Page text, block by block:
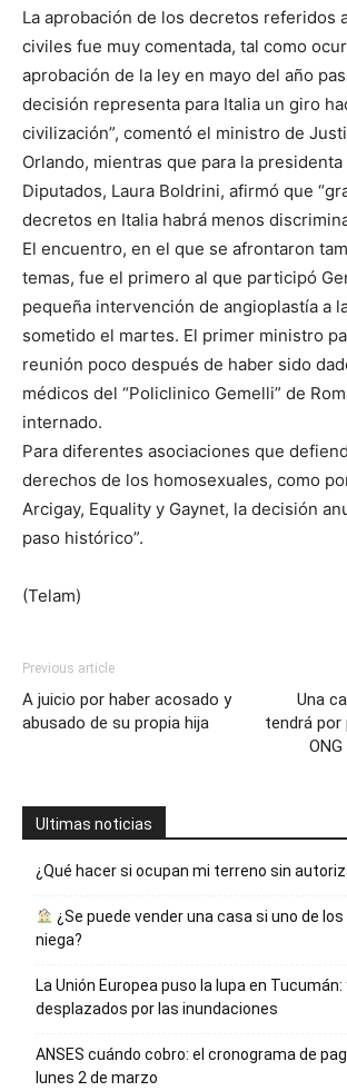
La aprobación de los decretos referidos
civiles fue muy comentada, tal como
aprobación de la ley en mayo del año
decisión representa para Italia un giro
civilización”, comentó el ministro de
Orlando, mientras que para la presidenta
Diputados, Laura Boldrini, afirmó que
decretos en Italia habrá menos
El encuentro, en el que se afrontaron
temas, fue el primero al que participó
pequeña intervención de angioplastía a
sometido el martes. El primer ministro
reunión poco después de haber sido
médicos del “Policlinico Gemelli” de
internado.
Para diferentes asociaciones que
derechos de los homosexuales, como
Arcigay, Equality y Gaynet, la decisión
paso histórico”.
(Telam)
Previous article
A juicio por haber acosado y
abusado de su propia hija
Una
tendrá por
Ultimas noticias
¿Qué hacer si ocupan mi terreno sin
¿Se puede vender una casa si uno de
niega?
La Unión Europea puso la lupa en
desplazados por las inundaciones
ANSES cuándo cobro: el cronograma de
lunes 2 de marzo